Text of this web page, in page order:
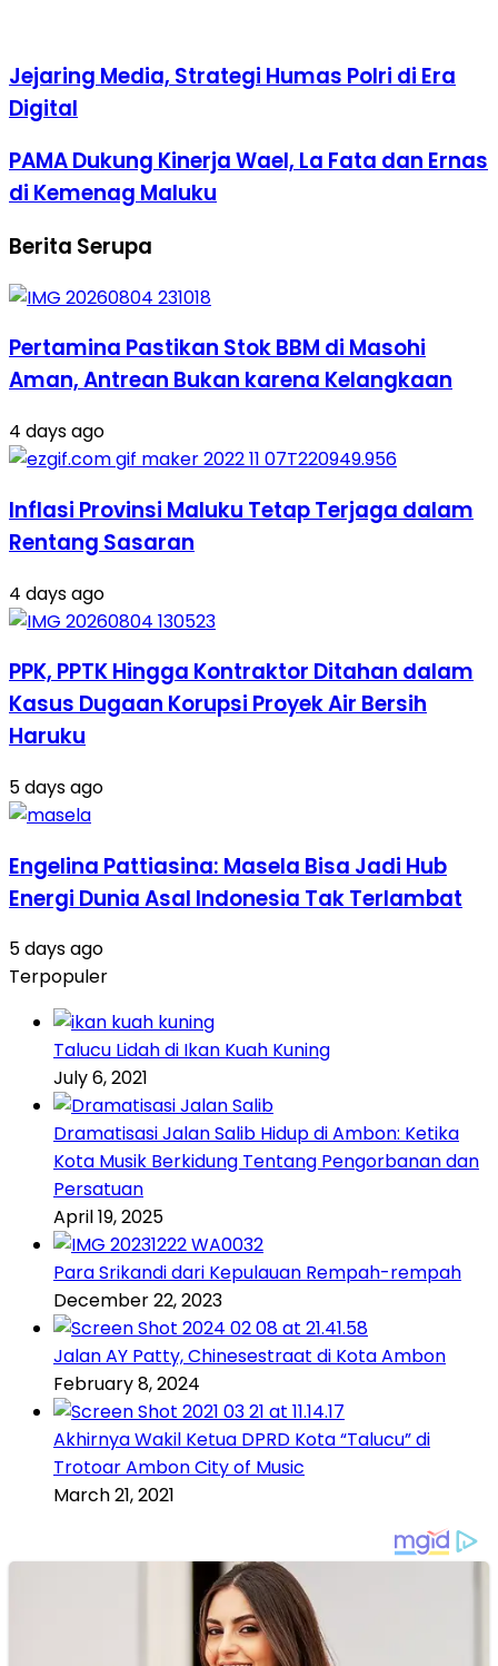
Jejaring Media, Strategi Humas Polri di Era
Digital
PAMA Dukung Kinerja Wael, La Fata dan Ernas
di Kemenag Maluku
Berita Serupa
Pertamina Pastikan Stok BBM di Masohi
Aman, Antrean Bukan karena Kelangkaan
4 days ago
Inflasi Provinsi Maluku Tetap Terjaga dalam
Rentang Sasaran
4 days ago
PPK, PPTK Hingga Kontraktor Ditahan dalam
Kasus Dugaan Korupsi Proyek Air Bersih
Haruku
5 days ago
Engelina Pattiasina: Masela Bisa Jadi Hub
Energi Dunia Asal Indonesia Tak Terlambat
5 days ago
Terpopuler
Talucu Lidah di Ikan Kuah Kuning
July 6, 2021
Dramatisasi Jalan Salib Hidup di Ambon: Ketika
Kota Musik Berkidung Tentang Pengorbanan dan
Persatuan
April 19, 2025
Para Srikandi dari Kepulauan Rempah-rempah
December 22, 2023
Jalan AY Patty, Chinesestraat di Kota Ambon
February 8, 2024
Akhirnya Wakil Ketua DPRD Kota “Talucu” di
Trotoar Ambon City of Music
March 21, 2021